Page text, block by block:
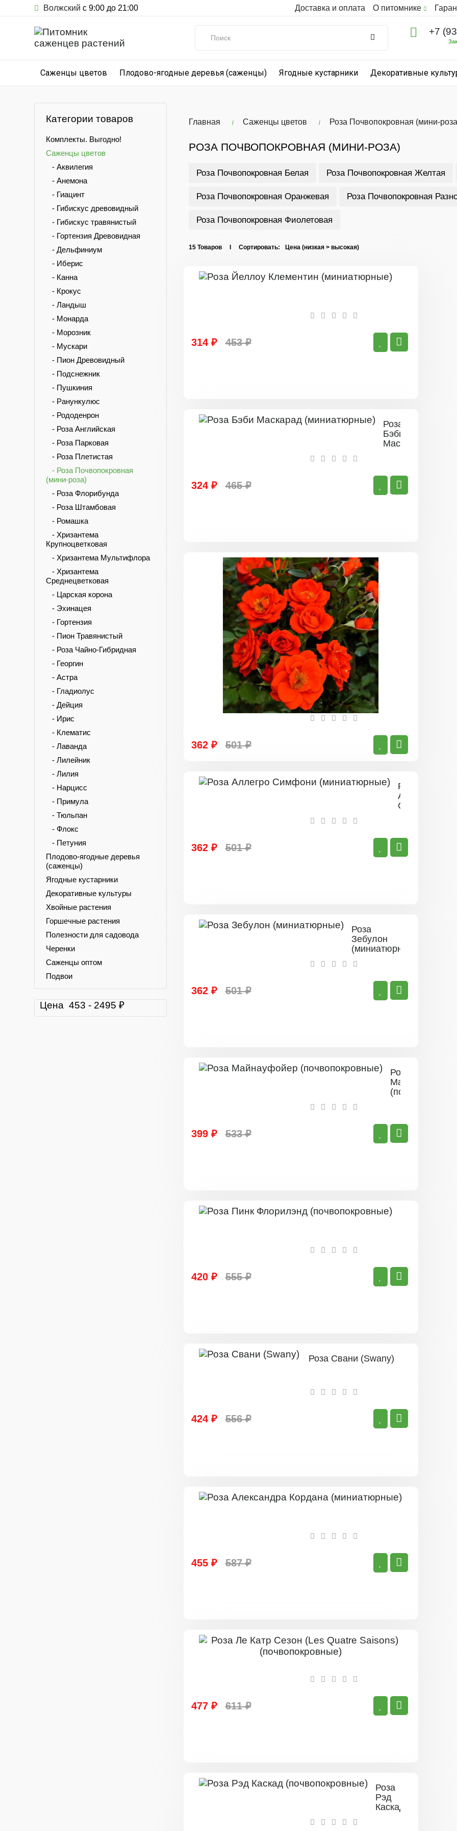
Волжский с 9:00 до 21:00 Доставка и оплата О питомнике
+7
Саженцы цветов Плодово-ягодные деревья (саженцы) Ягодные кустарники Декоративные
Категории товаров
Комплекты. Выгодно!
Саженцы цветов
- Аквилегия
- Анемона
- Гиацинт
- Гибискус древовидный
- Гибискус травянистый
- Гортензия Древовидная
- Дельфиниум
- Иберис
- Канна
- Крокус
- Ландыш
- Монарда
- Морозник
- Мускари
- Пион Древовидный
- Подснежник
- Пушкиния
- Ранункулюс
- Рододенрон
- Роза Английская
- Роза Парковая
- Роза Плетистая
- Роза Почвопокровная
(мини-роза)
- Роза Флорибунда
- Роза Штамбовая
- Ромашка
- Хризантема
Крупноцветковая
- Хризантема Мультифлора
- Хризантема
Среднецветковая
- Царская корона
- Эхинацея
- Гортензия
- Пион Травянистый
- Роза Чайно-Гибридная
- Георгин
- Астра
- Гладиолус
- Дейция
- Ирис
- Клематис
- Лаванда
- Лилейник
- Лилия
- Нарцисс
- Примула
- Тюльпан
- Флокс
- Петуния
Плодово-ягодные деревья
(саженцы)
Ягодные кустарники
Декоративные культуры
Хвойные растения
Горшечные растения
Полезности для садовода
Черенки
Саженцы оптом
Подвои
Цена 453 - 2495 ₽
Главная Саженцы цветов Роза Почвопокровная (мини-
РОЗА ПОЧВОПОКРОВНАЯ (МИНИ-РОЗА)
Роза Почвопокровная Белая Роза Почвопокровная Желтая
Роза Почвопокровная Оранжевая Роза Почвопокровная
Роза Почвопокровная Фиолетовая
15 Товаров I Сортировать:
314 ₽ 453 ₽
Роза
Бэби
Маскарад
324 ₽ 465 ₽
362 ₽ 501 ₽
Роза
Аллегро
Симфони
362 ₽ 501 ₽
Роза
Зебулон
(миниатюрные)
362 ₽ 501 ₽
Роза
Майнауфойер
399 ₽ 533 ₽
420 ₽ 555 ₽
Роза Свани (Swany)
424 ₽ 556 ₽
455 ₽ 587 ₽
477 ₽ 611 ₽
Роза
Рэд
Каскад